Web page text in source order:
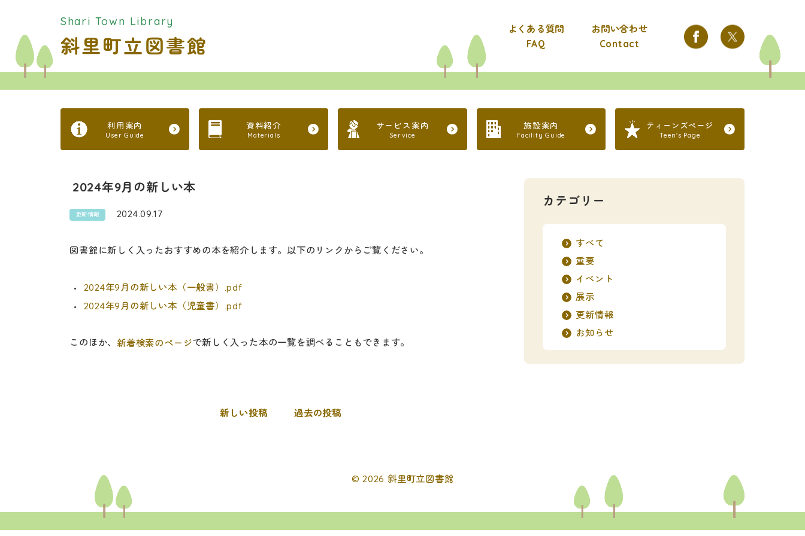
Shari Town Library
斜里町立図書館
よくある質問
FAQ
お問い合わせ
Contact
利用案内
User Guide
資料紹介
Materials
サービス案内
Service
施設案内
Facility Guide
ティーンズページ
Teen's Page
2024年9月の新しい本
更新情報 2024.09.17
図書館に新しく入ったおすすめの本を紹介します。以下のリンクからご覧ください。
2024年9月の新しい本（一般書）.pdf
2024年9月の新しい本（児童書）.pdf
このほか、新着検索のページで新しく入った本の一覧を調べることもできます。
新しい投稿 過去の投稿
カテゴリー
すべて
重要
イベント
展示
更新情報
お知らせ
© 2026 斜里町立図書館